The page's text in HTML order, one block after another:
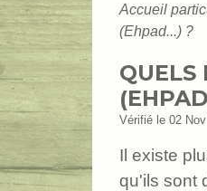
Accueil
(Ehpad...) ?
QUELS
Vérifié le 02
Il existe
qu'ils sont